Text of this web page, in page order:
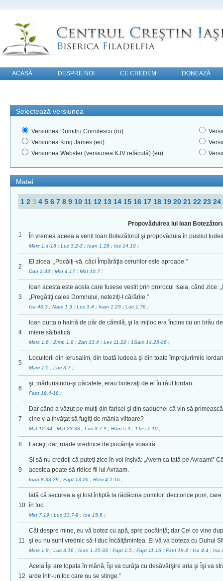
ACASĂ DESPRE NOI CE CREDEM
DONEAZĂ
Selectează versiunea
Versiunea Dumitru Cornilescu (ro)
Versiunea King James (en)
Versiunea Webster (versiunea KJV refăcută) (en)
Matei
1 2 3 4 5 6 7 8 9 10 11 12 13 14 15 16 17 18 19 20 21 22 23 24
1
Propovăduirea lui Ioan
În vremea aceea a venit Ioan Botezătorul şi propovăduia în pustiul
Marc 1.4-15 ; Luc 3.2-3 ; Ioan 1.28 ; Ios 14.10 ;
2
El zicea: „Pocăiţi-vă, căci Împărăţia cerurilor este aproape.”
Dan 2.44 ; Mat 4.17 ; Mat 10.7 ;
3
Ioan acesta este acela care fusese vestit prin prorocul Isaia, când zice:
„Pregătiţi calea Domnului, neteziţi-I cărările.”
Isa 40.3 ; Marc 1.3 ; Luc 3.4 ; Ioan 1.23 ; Luc 1.76 ;
4
Ioan purta o haină de păr de cămilă, şi la mijloc era încins cu un brâu
miere sălbatică.
Marc 1.6 ; 2Imp 1.8 ; Zah 13.4 ; Lev 11.22 ; 1Sam 14.25-26 ;
5
Locuitorii din Ierusalim, din toată Iudeea şi din toate împrejurimile
Marc 1.5 ; Luc 3.7 ;
6
şi, mărturisindu-şi păcatele, erau botezaţi de el în râul Iordan.
Fapt 19.4-18 ;
7
Dar când a văzut pe mulţi din farisei şi din saduchei că vin să
cine v-a învăţat să fugiţi de mânia viitoare?
Mat 12.34 ; Mat 23.33 ; Luc 3.7-9 ; Rom 5.9 ; 1Tes 1.10 ;
8 Faceţi, dar, roade vrednice de pocăinţa voastră.
9
Şi să nu credeţi că puteţi zice în voi înşivă: „Avem ca tată pe Avraam!”
acestea poate să ridice fii lui Avraam.
Ioan 8.33-39 ; Fapt 13.26 ; Rom 4.1-16 ;
10
Iată că securea a şi fost înfiptă la rădăcina pomilor: deci orice pom,
în foc.
Mat 7.19 ; Luc 13.7-9 ; Ioa 15.6 ;
11
Cât despre mine, eu vă botez cu apă, spre pocăinţă; dar Cel ce vine
şi eu nu sunt vrednic să-I duc încălţămintea. El vă va boteza cu Duhul
Marc 1.8 ; Luc 3.16 ; Ioan 1.15-33 ; Fapt 1.5 ; Fapt 11.16 ; Fapt 19.4 ; Isa 4.4 ; Isa
12
Acela Îşi are lopata în mână, Îşi va curăţa cu desăvârşire aria şi Îşi va
arde într-un foc care nu se stinge.”